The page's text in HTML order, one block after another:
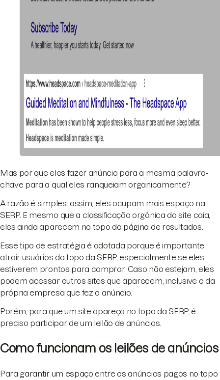
Mas por que eles fazer anúncio para a mesma palavra-
chave para a qual eles ranqueiam organicamente?
A razão é simples: assim, eles ocupam mais espaço na
SERP. E mesmo que a classificação orgânica do site caia,
eles ainda aparecem no topo da página de resultados.
Esse tipo de estratégia é adotada porque é importante
atrair usuários do topo da SERP, especialmente se eles
estiverem prontos para comprar. Caso não estejam, eles
podem acessar outros sites que aparecem, inclusive o da
própria empresa que fez o anúncio.
Porém, para que um site apareça no topo da SERP, é
preciso participar de um leilão de anúncios.
Como funcionam os leilões de anúncios
Para garantir um espaço entre os anúncios pagos no topo